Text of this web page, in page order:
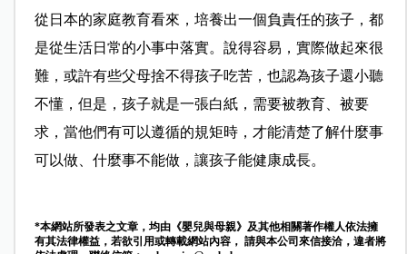
從日本的家庭教育看來，培養出一個負責任的孩子，都
是從生活日常的小事中落實。說得容易，實際做起來很
難，或許有些父母捨不得孩子吃苦，也認為孩子還小聽
不懂，但是，孩子就是一張白紙，需要被教育、被要
求，當他們有可以遵循的規矩時，才能清楚了解什麼事
可以做、什麼事不能做，讓孩子能健康成長。
*本網站所發表之文章，均由《嬰兒與母親》及其他相關著作權人依法擁
有其法律權益，若欲引用或轉載網站內容， 請與本公司來信接洽，違者將